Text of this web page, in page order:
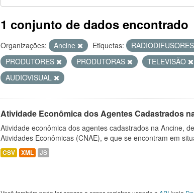
1 conjunto de dados encontrado
Organizações: Ancine Etiquetas: RADIODIFUSORES
PRODUTORES
PRODUTORAS TELEVISÃO
AUDIOVISUAL
Atividade Econômica dos Agentes Cadastrados
Atividade econômica dos agentes cadastrados na Ancine,
Atividades Econômicas (CNAE), e que se encontram em
CSV XML JS